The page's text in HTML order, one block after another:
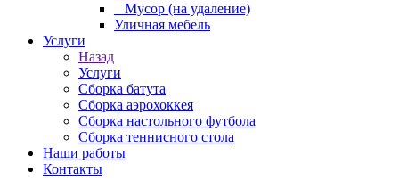
_ Мусор (на удаление)
Уличная мебель
Услуги
Назад
Услуги
Сборка батута
Сборка аэрохоккея
Сборка настольного футбола
Сборка теннисного стола
Наши работы
Контакты